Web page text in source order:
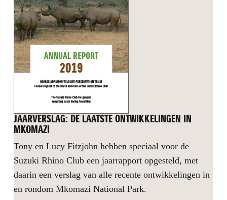
JAARVERSLAG: DE LAATSTE ONTWIKKELINGEN IN
MKOMAZI
Tony en Lucy Fitzjohn hebben speciaal voor de
Suzuki Rhino Club een jaarrapport opgesteld, met
daarin een verslag van alle recente ontwikkelingen in
en rondom Mkomazi National Park.